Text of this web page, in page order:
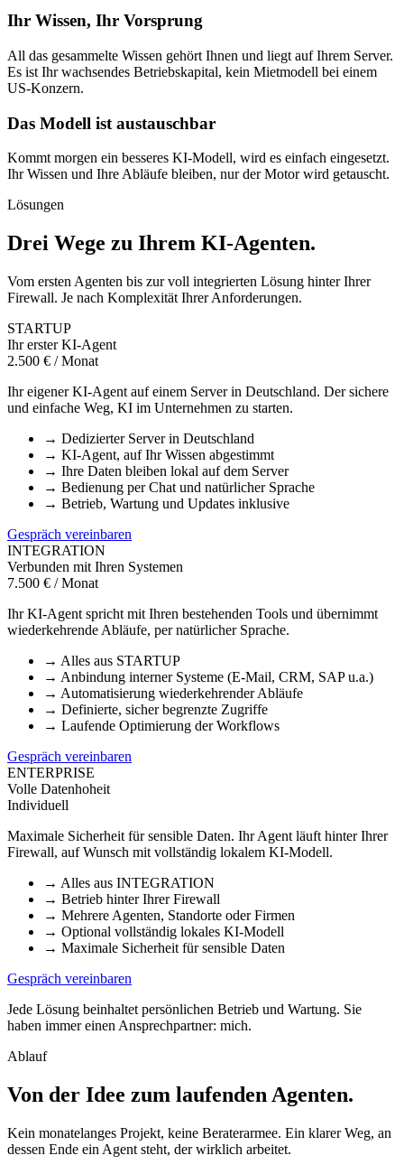
Ihr Wissen, Ihr Vorsprung
All das gesammelte Wissen gehört Ihnen und liegt auf Ihrem Server.
Es ist Ihr wachsendes Betriebskapital, kein Mietmodell bei einem
US-Konzern.
Das Modell ist austauschbar
Kommt morgen ein besseres KI-Modell, wird es einfach eingesetzt.
Ihr Wissen und Ihre Abläufe bleiben, nur der Motor wird getauscht.
Lösungen
Drei Wege zu Ihrem KI-Agenten.
Vom ersten Agenten bis zur voll integrierten Lösung hinter Ihrer
Firewall. Je nach Komplexität Ihrer Anforderungen.
STARTUP
Ihr erster KI-Agent
2.500 € / Monat
Ihr eigener KI-Agent auf einem Server in Deutschland. Der sichere
und einfache Weg, KI im Unternehmen zu starten.
→ Dedizierter Server in Deutschland
→ KI-Agent, auf Ihr Wissen abgestimmt
→ Ihre Daten bleiben lokal auf dem Server
→ Bedienung per Chat und natürlicher Sprache
→ Betrieb, Wartung und Updates inklusive
Gespräch vereinbaren
INTEGRATION
Verbunden mit Ihren Systemen
7.500 € / Monat
Ihr KI-Agent spricht mit Ihren bestehenden Tools und übernimmt
wiederkehrende Abläufe, per natürlicher Sprache.
→ Alles aus STARTUP
→ Anbindung interner Systeme (E-Mail, CRM, SAP u.a.)
→ Automatisierung wiederkehrender Abläufe
→ Definierte, sicher begrenzte Zugriffe
→ Laufende Optimierung der Workflows
Gespräch vereinbaren
ENTERPRISE
Volle Datenhoheit
Individuell
Maximale Sicherheit für sensible Daten. Ihr Agent läuft hinter Ihrer
Firewall, auf Wunsch mit vollständig lokalem KI-Modell.
→ Alles aus INTEGRATION
→ Betrieb hinter Ihrer Firewall
→ Mehrere Agenten, Standorte oder Firmen
→ Optional vollständig lokales KI-Modell
→ Maximale Sicherheit für sensible Daten
Gespräch vereinbaren
Jede Lösung beinhaltet persönlichen Betrieb und Wartung. Sie
haben immer einen Ansprechpartner: mich.
Ablauf
Von der Idee zum laufenden Agenten.
Kein monatelanges Projekt, keine Beraterarmee. Ein klarer Weg, an
dessen Ende ein Agent steht, der wirklich arbeitet.